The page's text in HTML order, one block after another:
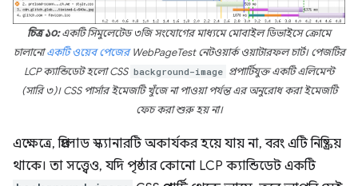
চিত্র ১০:একটি সিমুলেটেড ৩জি সংযোগের মাধ্যমে মোবাইল ডিভাইসে ক্রোমে
চালানোএকটি ওয়েব পেজেরWebPageTest নেটওয়ার্ক ওয়াটারফল চার্ট। পেজটির
LCP ক্যান্ডিডেট হলো CSS background-image প্রপার্টিযুক্ত একটি এলিমেন্ট
(সারি ৩)। CSS পার্সার ইমেজটি খুঁজে না পাওয়া পর্যন্ত এর অনুরোধ করা ইমেজটি
ফেচ করা শুরু হয় না।
এক্ষেত্রে, প্রিলোড স্ক্যানারটি অকার্যকর হয়ে যায় না, বরং এটি নিষ্ক্রিয়
থাকে। তা সত্ত্বেও, যদি পৃষ্ঠার কোনো LCP ক্যান্ডিডেট একটি